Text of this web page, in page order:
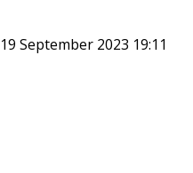
19 September 2023 19:11